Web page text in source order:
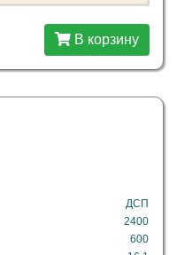
В корзину
ДСП
2400
600